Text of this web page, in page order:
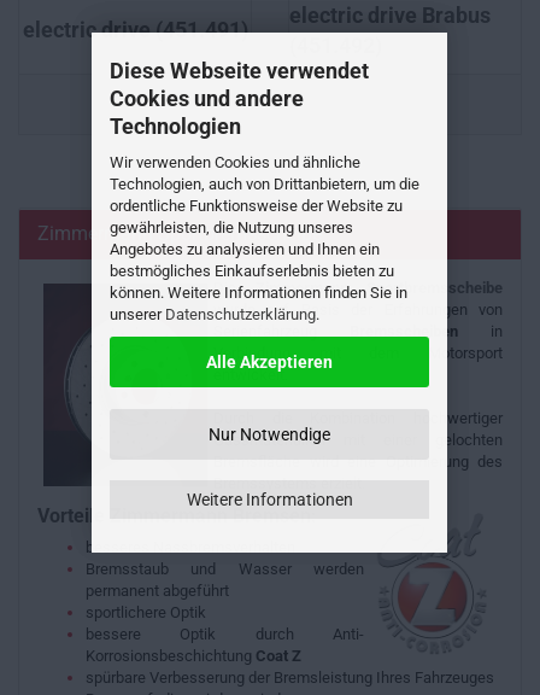
Diese Webseite verwendet
Cookies und andere
Technologien
Wir verwenden Cookies und ähnliche
Technologien, auch von Drittanbietern, um die
ordentliche Funktionsweise der Website zu
gewährleisten, die Nutzung unseres
Angebotes zu analysieren und Ihnen ein
bestmögliches Einkaufserlebnis bieten zu
können. Weitere Informationen finden Sie in
unserer Datenschutzerklärung.
Alle Akzeptieren
Nur Notwendige
Weitere Informationen
electric drive (451.491)
electric drive Brabus
Zimmermann Sportbremsscheibe
DieZimmermann Sportbremsscheibe
wurde auf Basis der Erfahrungen von
Bremsscheiben in
Verbindung mit dem Motorsport
entwickelt.
Durch die Kombination hochwertiger
Gussmaterialien mit einer gelochten
Bremsfläche wird eine Optimierung des
Vorteile Zimmermann Bremsen:
besseres Nassbremsverhalten
Bremsstaub und Wasser werden
permanent abgeführt
sportlichere Optik
bessere Optik durch Anti-
Korrosionsbeschichtung Coat Z
spürbare Verbesserung der Bremsleistung Ihres Fahrzeuges